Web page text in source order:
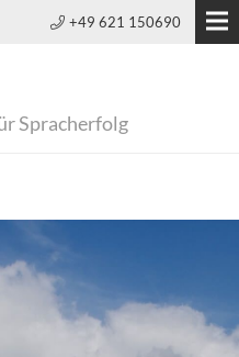
+49 621 150690
Spracherfolg